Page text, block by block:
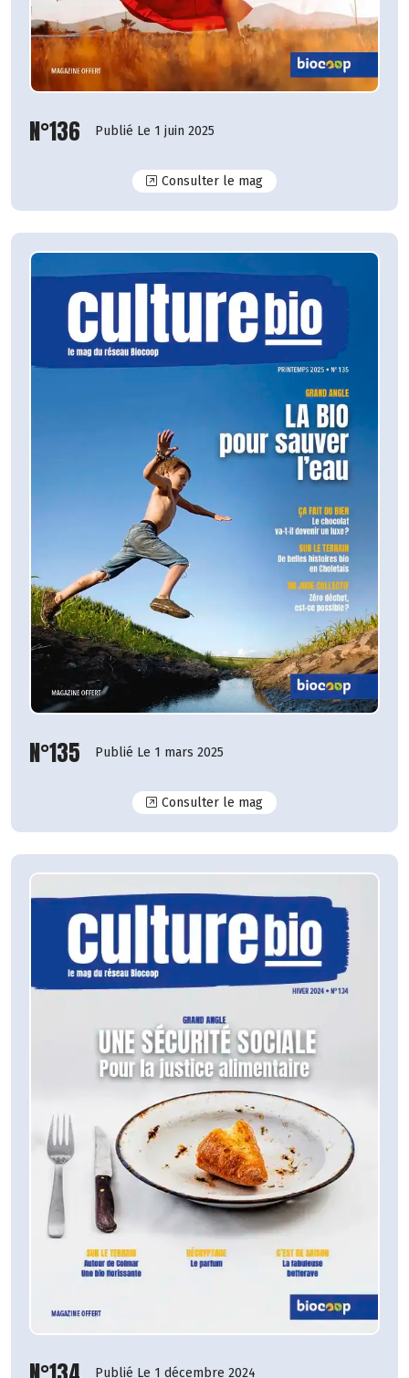
N°136 Publié Le 1 juin 2025
Consulter le magN°136
N°135 Publié Le 1 mars 2025
Consulter le magN°135
Publié Le 1 décembre 2024